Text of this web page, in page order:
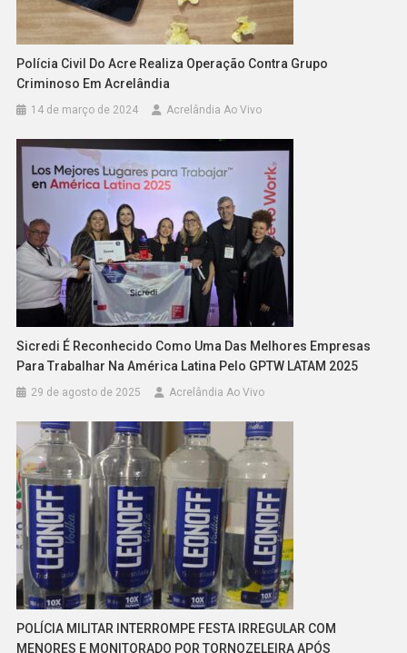
Polícia Civil Do Acre Realiza Operação Contra Grupo
Criminoso Em Acrelândia
14 de março de 2024 Acrelândia Ao Vivo
Sicredi É Reconhecido Como Uma Das Melhores Empresas
Para Trabalhar Na América Latina Pelo GPTW LATAM 2025
29 de agosto de 2025 Acrelândia Ao Vivo
POLÍCIA MILITAR INTERROMPE FESTA IRREGULAR COM
MENORES E MONITORADO POR TORNOZELEIRA APÓS